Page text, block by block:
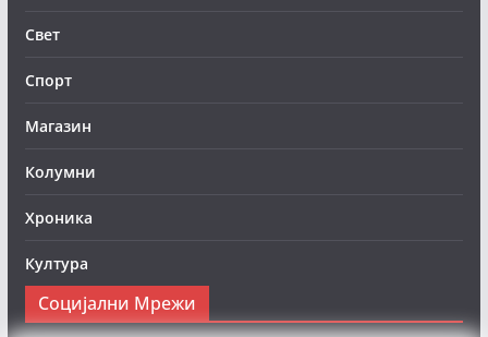
Свет
Спорт
Магазин
Колумни
Хроника
Култура
Социјални Мрежи